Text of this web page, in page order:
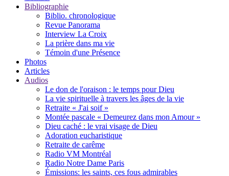
Bibliographie
Biblio. chronologique
Revue Panorama
Interview La Croix
La prière dans ma vie
Témoin d'une Présence
Photos
Articles
Audios
Le don de l'oraison : le temps pour Dieu
La vie spirituelle à travers les âges de la vie
Retraite « J'ai soif »
Montée pascale « Demeurez dans mon Amour »
Dieu caché : le vrai visage de Dieu
Adoration eucharistique
Retraite de carême
Radio VM Montréal
Radio Notre Dame Paris
Émissions: les saints, ces fous admirables